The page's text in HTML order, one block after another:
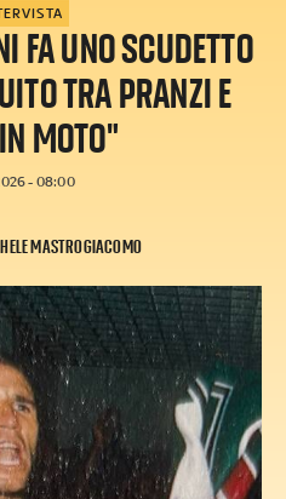
FA UNO SCUDETTO
TRA PRANZI E
MOTO"
- 08:00
MASTROGIACOMO